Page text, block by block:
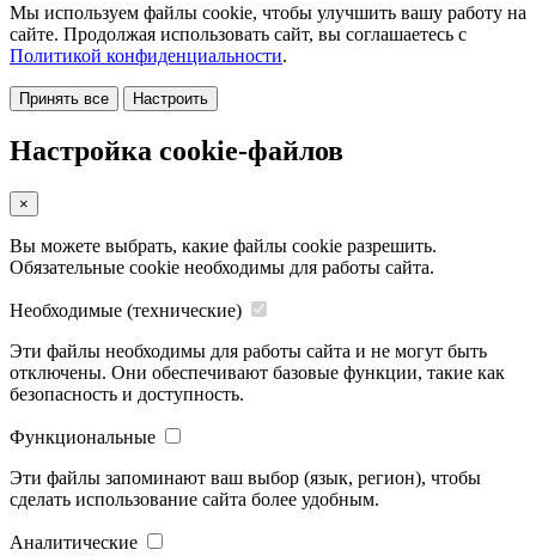
Мы используем файлы cookie, чтобы улучшить вашу работу на
сайте. Продолжая использовать сайт, вы соглашаетесь с
Политикой конфиденциальности.
Принять все Настроить
Настройка cookie-файлов
×
Вы можете выбрать, какие файлы cookie разрешить.
Обязательные cookie необходимы для работы сайта.
Необходимые (технические)
Эти файлы необходимы для работы сайта и не могут быть
отключены. Они обеспечивают базовые функции, такие как
безопасность и доступность.
Функциональные
Эти файлы запоминают ваш выбор (язык, регион), чтобы
сделать использование сайта более удобным.
Аналитические